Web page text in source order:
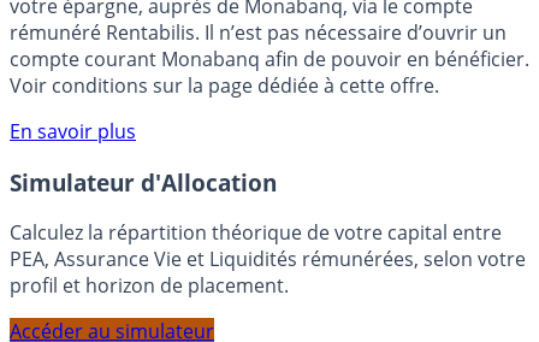
Bénéficiez de cette offre de placement sans risque pour
votre épargne, auprès de Monabanq, via le compte
rémunéré Rentabilis. Il n’est pas nécessaire d’ouvrir un
compte courant Monabanq afin de pouvoir en bénéficier.
Voir conditions sur la page dédiée à cette offre.
En savoir plus
Simulateur d'Allocation
Calculez la répartition théorique de votre capital entre
PEA, Assurance Vie et Liquidités rémunérées, selon votre
profil et horizon de placement.